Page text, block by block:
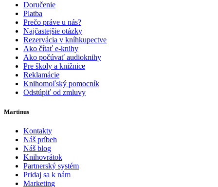
Doručenie
Platba
Prečo práve u nás?
Najčastejšie otázky
Rezervácia v kníhkupectve
Ako čítať e-knihy
Ako počúvať audioknihy
Pre školy a knižnice
Reklamácie
Knihomoľský pomocník
Odstúpiť od zmluvy
Martinus
Kontakty
Náš príbeh
Náš blog
Knihovrátok
Partnerský systém
Pridaj sa k nám
Marketing